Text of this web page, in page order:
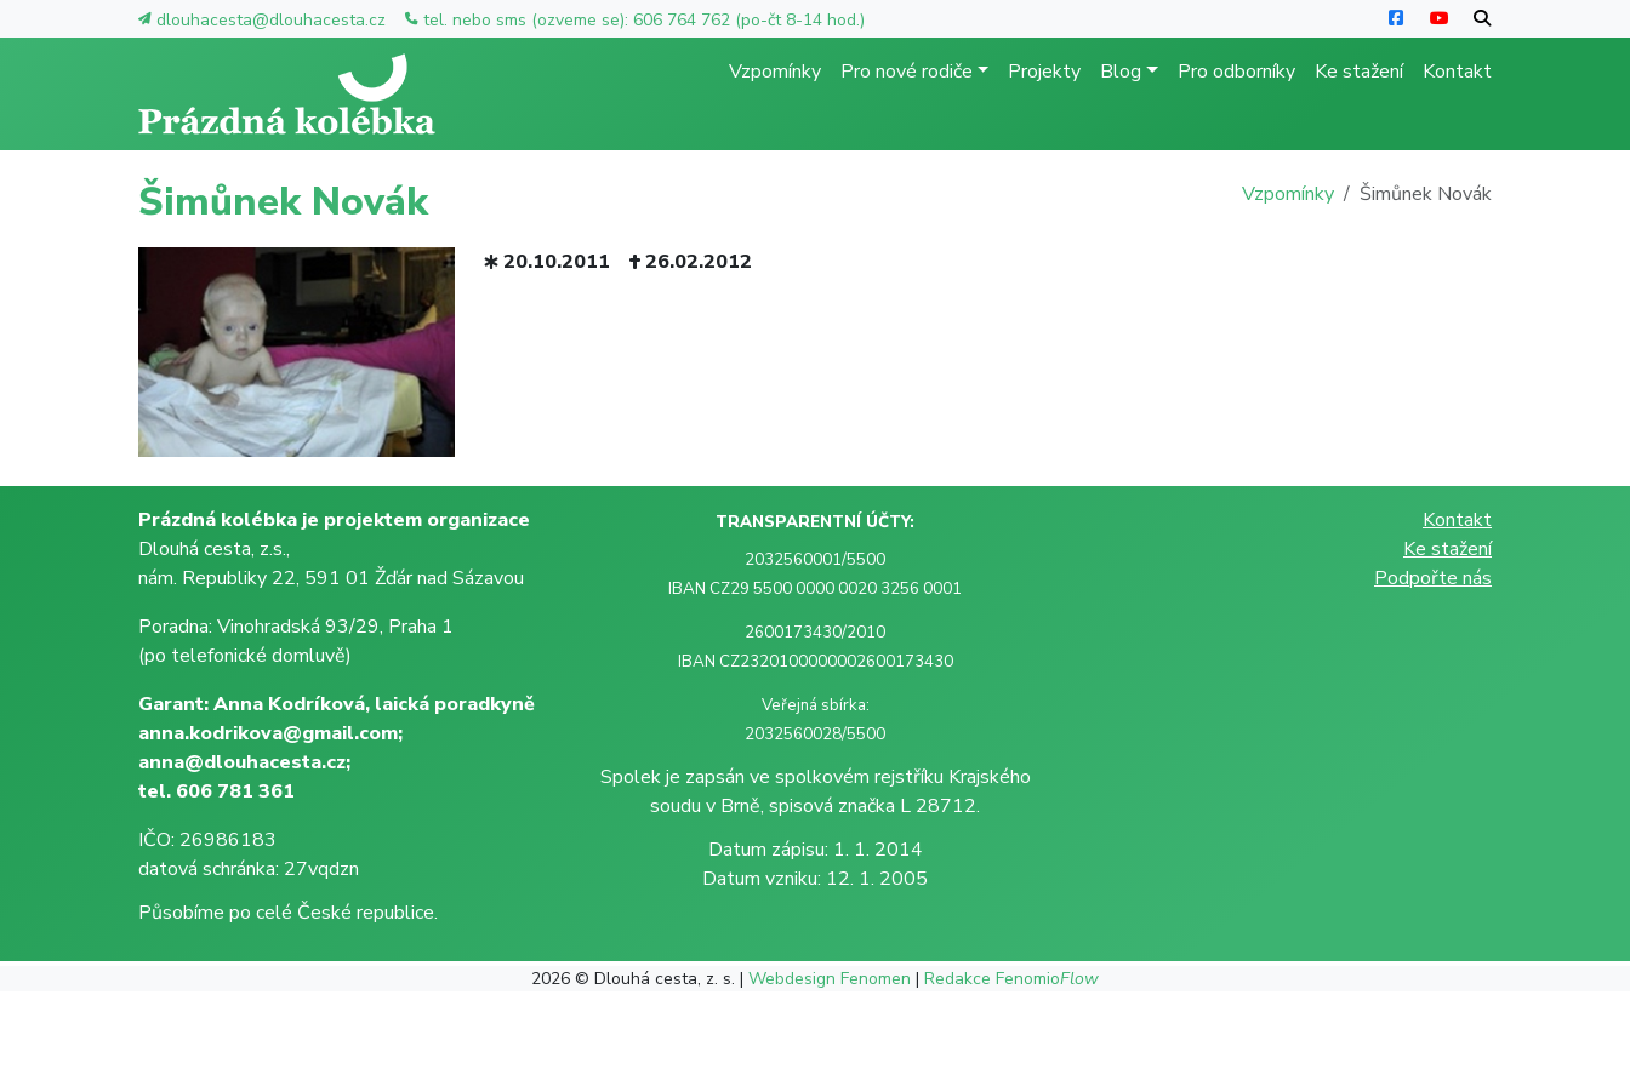
dlouhacesta@dlouhacesta.cz tel. nebo sms (ozveme se): 606 764 762 (po-čt 8-14 hod.)
Vzpomínky Pro nové rodiče Projekty Blog Pro odborníky Ke stažení Kontakt
Vzpomínky Šimůnek Novák
Šimůnek Novák
20.10.2011 26.02.2012
Prázdná kolébka je projektem organizace
Dlouhá cesta, z.s.,
nám. Republiky 22, 591 01 Žďár nad Sázavou
Poradna: Vinohradská 93/29, Praha 1
(po telefonické domluvě)
Garant: Anna Kodríková, laická poradkyně
anna.kodrikova@gmail.com;
anna@dlouhacesta.cz;
tel. 606 781 361
IČO: 26986183
datová schránka: 27vqdzn
Působíme po celé České republice.
TRANSPARENTNÍ ÚČTY:
2032560001/5500
IBAN CZ29 5500 0000 0020 3256 0001
2600173430/2010
IBAN CZ2320100000002600173430
Veřejná sbírka:
2032560028/5500
Spolek je zapsán ve spolkovém rejstříku Krajského
soudu v Brně, spisová značka L 28712.
Datum zápisu: 1. 1. 2014
Datum vzniku: 12. 1. 2005
Kontakt
Ke stažení
Podpořte nás
2026 © Dlouhá cesta, z. s. | Webdesign Fenomen | Redakce FenomioFlow